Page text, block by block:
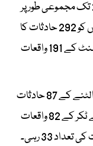
اعداد و شمار کے مطابق سال 2019 سے 2025 تک مجموعی طور پر
752 حادثات پیش آئے۔ ان میں مال بردار ٹرینوں کو 292 حادثات کا
سامنا کرنا پڑا، جبکہ مسافر ٹرینوں کی ڈی ریلمنٹ کے 191 واقعات
اسی طرح اچانک انجن فیل ہونے یا بوگیوں کے الٹنے کے 87 حادثات
پیش آئے، اوپن پھاٹک پر رکشہ، ٹرالی یا ٹرک سے ٹکر کے 82 واقعات
33 رہی۔